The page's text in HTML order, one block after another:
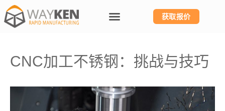
获取报价
CNC加工不锈钢：挑战与技巧